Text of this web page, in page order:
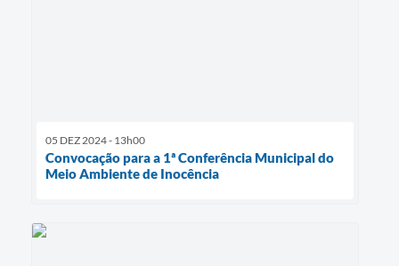
05 DEZ 2024 - 13h00
Convocação para a 1ª Conferência Municipal do
Meio Ambiente de Inocência